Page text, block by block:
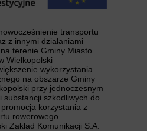
transportu
z innymi działaniami
terenie Gminy Miasto
Wielkopolski
wykorzystania
na obszarze Gminy
przy jednoczesnym
substancji szkodliwych do
korzystania z
rowerowego
Zakład Komunikacji S.A.